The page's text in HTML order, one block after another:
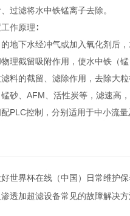
过滤将水中铁锰离子去除。
作原理∶
地下水经冲气或加入氧化剂后
理截留吸附作用，使水中铁（锰
料的截留、滤除作用，去除大
砂、AFM、活性炭等，滤速高
PLC控制，分别适用于中小流
世界杯在线（中国）日常维护保
渗透加超滤设备常见的故障解决